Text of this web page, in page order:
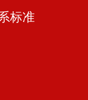
标准